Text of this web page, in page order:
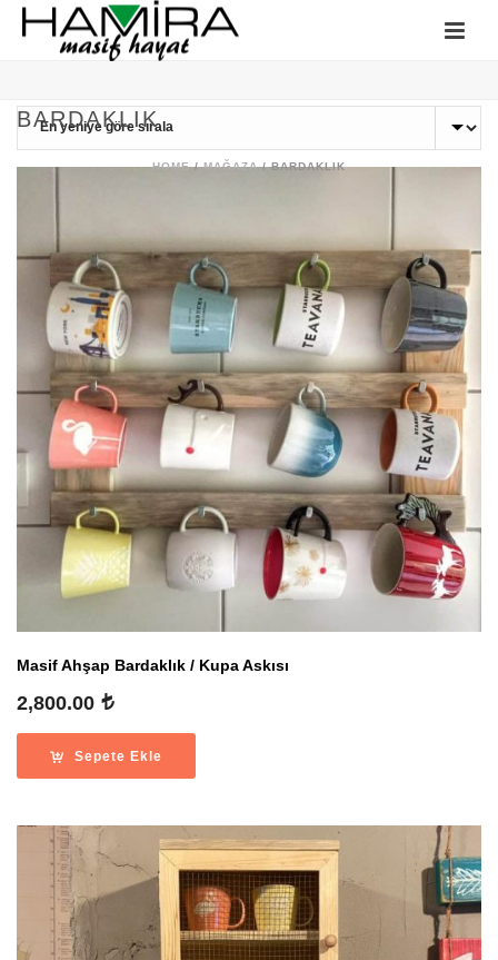
BARDAKLIK
HOME/MAĞAZA/BARDAKLIK
Masif Ahşap Bardaklık / Kupa Askısı
2,800.00
Sepete Ekle